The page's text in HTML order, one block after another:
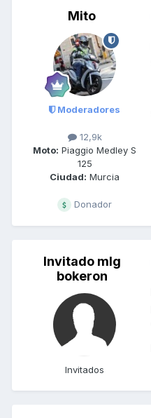
Mito
Moderadores
12,9k
Moto: Piaggio Medley S
125
Ciudad: Murcia
Donador
Invitado mlg
bokeron
Invitados